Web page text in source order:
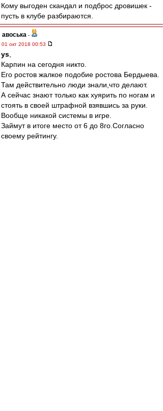
Кому выгоден скандал и подброс дровишек -
пусть в клубе разбираются.
авоська -
01 окт 2018 00:53
ys
Карпин на сегодня никто.
Его ростов жалкое подобие ростова Бердыева.
Там действительно люди знали,что делают.
А сейчас знают только как хуярить по ногам и
стоять в своей штрафной взявшись за руки.
Вообще никакой системы в игре.
Займут в итоге место от 6 до 8го.Согласно
своему рейтингу.